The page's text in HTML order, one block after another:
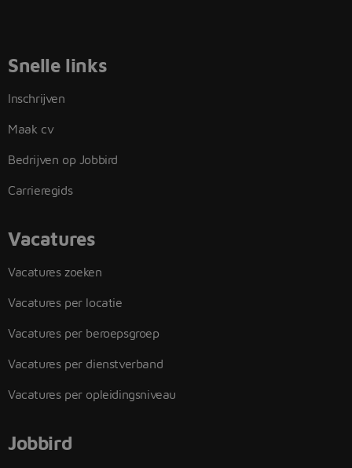
Snelle links
Inschrijven
Maak cv
Bedrijven op Jobbird
Carrieregids
Vacatures
Vacatures zoeken
Vacatures per locatie
Vacatures per beroepsgroep
Vacatures per dienstverband
Vacatures per opleidingsniveau
Jobbird